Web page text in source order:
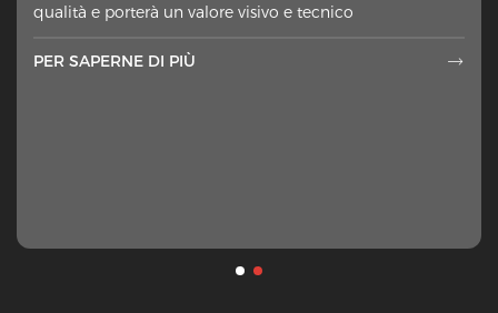
extra di tessuto messo sul lato sbagliato dei materiali
PER SAPERNE DI PIÙ

qualità e porterà un valore visivo e tecnico
PER SAPERNE DI PIÙ 